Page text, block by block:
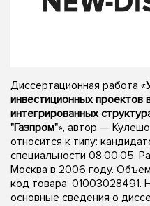
Диссертационная работа «
инвестиционных проектов
интегрированных
"Газпром"», автор —
относится к типу:
специальности 08.00.05.
Москва в 2006 году.
код товара: 01003028491.
основные сведения о